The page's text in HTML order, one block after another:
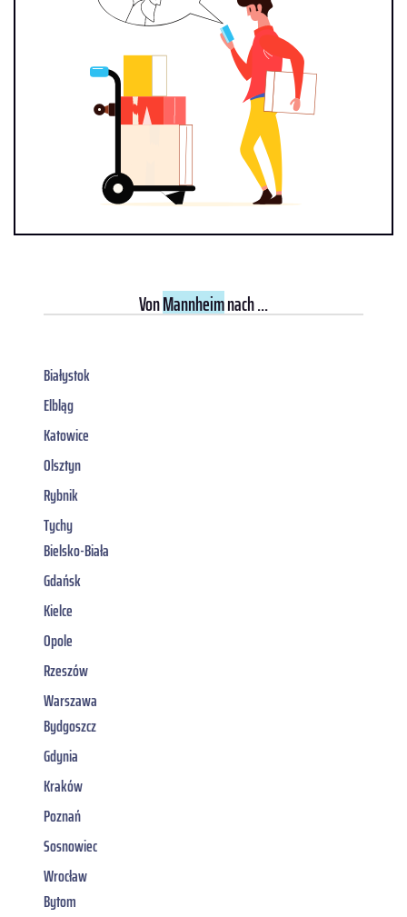
VonMannheimnach ...
Białystok
Elbląg
Katowice
Olsztyn
Rybnik
Tychy
Bielsko-Biała
Gdańsk
Kielce
Opole
Rzeszów
Warszawa
Bydgoszcz
Gdynia
Kraków
Poznań
Sosnowiec
Wrocław
Bytom